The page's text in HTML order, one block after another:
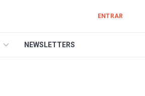
ENTRAR
NEWSLETTERS